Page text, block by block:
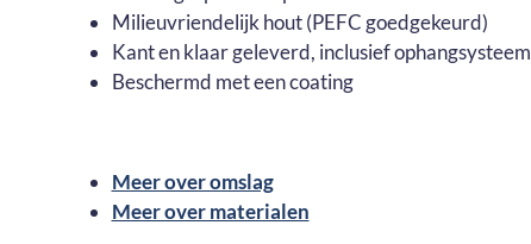
Milieuvriendelijk hout (PEFC goedgekeurd)
Kant en klaar geleverd, inclusief ophangsysteem
Beschermd met een coating
Meer over omslag
Meer over materialen